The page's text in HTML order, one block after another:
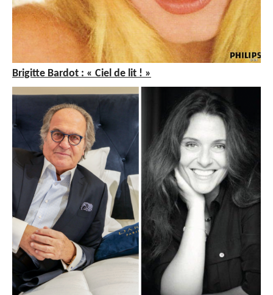
Brigitte Bardot : « Ciel de lit ! »